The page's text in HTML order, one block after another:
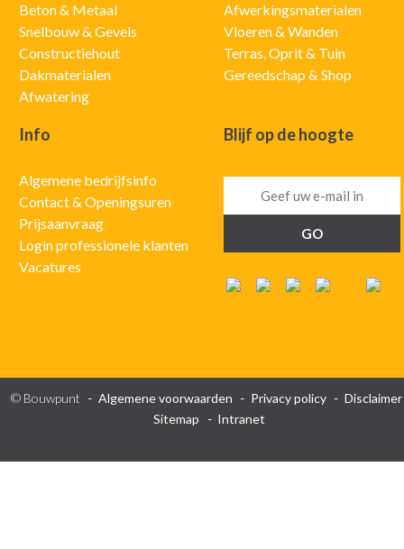
Beton & Metaal
Snelbouw & Gevels
Constructiehout
Dakmaterialen
Afwatering
Afwerkingsmaterialen
Vloeren & Wanden
Terras, Oprit & Tuin
Gereedschap & Shop
Info
Algemene bedrijfsinfo
Contact & Openingsuren
Prijsaanvraag
Login professionele klanten
Vacatures
Blijf op de hoogte
© Bouwpunt Algemene voorwaarden Privacy policy
Disclaimer
Sitemap
Intranet